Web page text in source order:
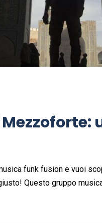
funk fusion e vuoi
Questo gruppo